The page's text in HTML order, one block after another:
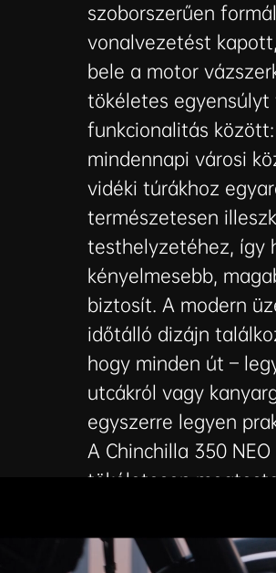
szoborszerűen
vonalvezetést
bele a motor
tökéletes
funkcionalitás
mindennapi városi
vidéki túrákhoz
természetesen
testhelyzetéhez, így
kényelmesebb,
biztosít. A modern
időtálló dizájn
hogy minden út –
utcákról vagy
egyszerre legyen
A Chinchilla 350
tökéletesen